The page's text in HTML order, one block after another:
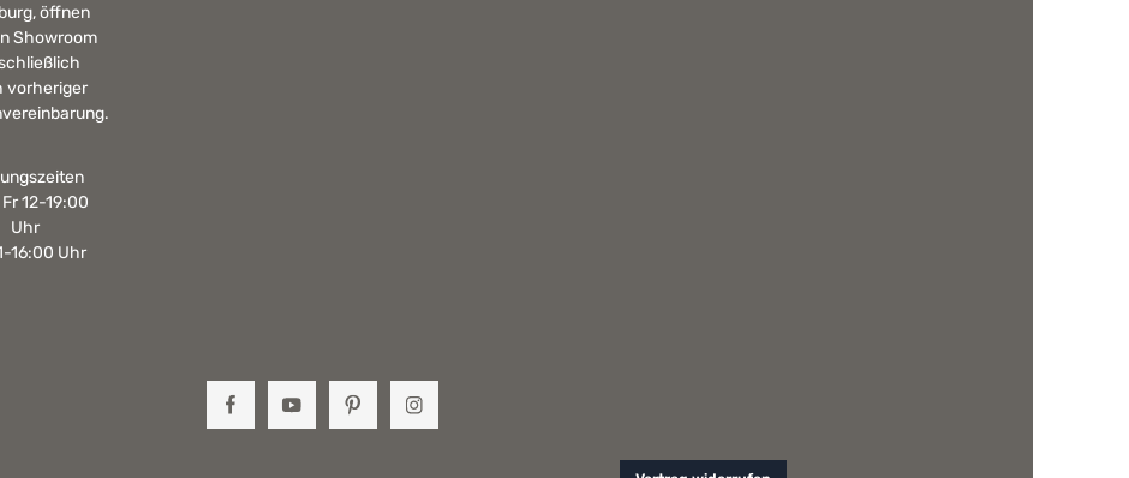
öffnen
Showroom
vorheriger
12-19:00
Uhr
16:00 Uhr